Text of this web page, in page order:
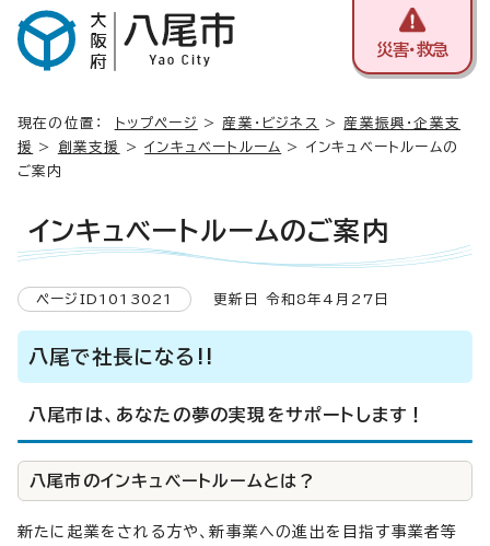
災害・救急
現在の位置： トップページ > 産業・ビジネス > 産業振興・企業支
援
> 創業支援 >インキュベートルーム > インキュベートルームの
ご案内
インキュベートルームのご案内
ページID1013021 更新日 令和8年4月27日
八尾で社長になる!!
八尾市は、あなたの夢の実現をサポートします！
八尾市のインキュベートルームとは？
新たに起業をされる方や、新事業への進出を目指す事業者等